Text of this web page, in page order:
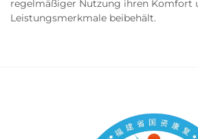
regelmäßiger Nutzung ihren Komfort
Leistungsmerkmale beibehält.